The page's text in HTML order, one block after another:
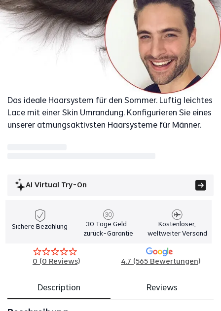
Das ideale Haarsystem für den Sommer. Luftig leichtes
Lace mit einer Skin Umrandung. Konfigurieren Sie eines
unserer atmungsaktivsten Haarsysteme für Männer.
AI Virtual Try-On
Sichere Bezahlung
30 Tage Geld-
zurück-Garantie
Kostenloser,
weltweiter Versand
0 (0 Reviews) 4.7 (565 Bewertungen)
Description Reviews